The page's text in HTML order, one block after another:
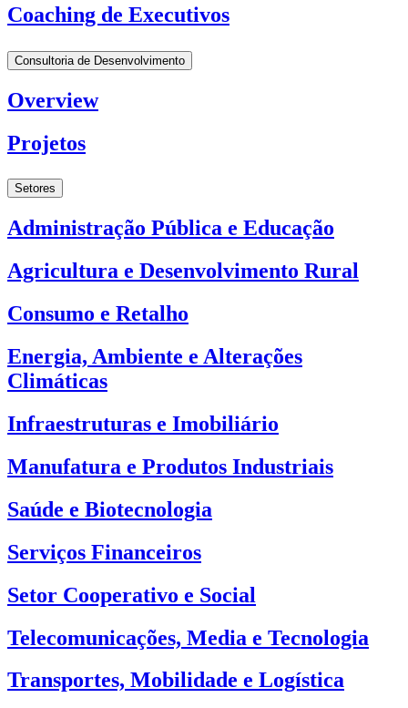
Coaching de Executivos
Consultoria de Desenvolvimento
Overview
Projetos
Setores
Administração Pública e Educação
Agricultura e Desenvolvimento Rural
Consumo e Retalho
Energia, Ambiente e Alterações
Climáticas
Infraestruturas e Imobiliário
Manufatura e Produtos Industriais
Saúde e Biotecnologia
Serviços Financeiros
Setor Cooperativo e Social
Telecomunicações, Media e Tecnologia
Transportes, Mobilidade e Logística